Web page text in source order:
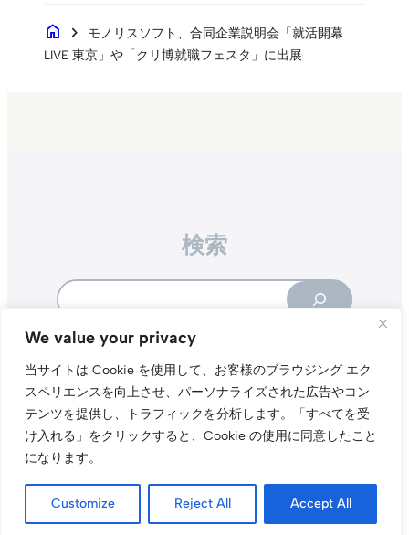
We value your privacy
当サイトは Cookie を使用して、お客様のブラウジング エク
スペリエンスを向上させ、パーソナライズされた広告やコン
テンツを提供し、トラフィックを分析します。
「すべてを受
け入れる」をクリックすると、Cookie の使用に同意したこと
になります。
Customize Reject All Accept All
home chevron_right
モノリスソフト、合同企業説明会「就活開幕
LIVE 東京」や「クリ博就職フェスタ」に出展
検索
X（旧